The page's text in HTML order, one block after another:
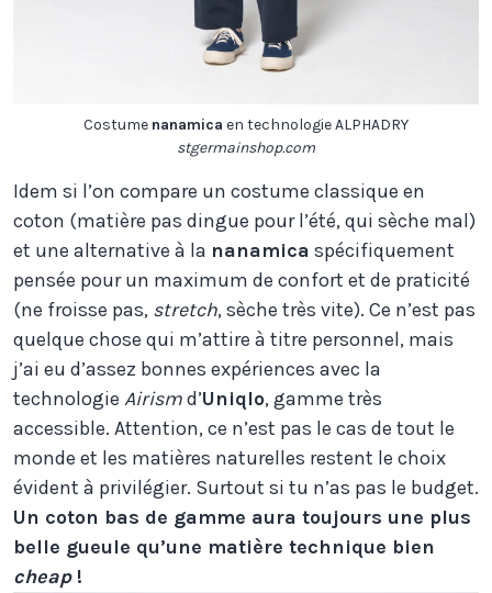
Costume nanamica en technologie ALPHADRY
stgermainshop.com
Idem si l’on compare un costume classique en
coton (matière pas dingue pour l’été, qui sèche mal)
et une alternative à la nanamica spécifiquement
pensée pour un maximum de confort et de praticité
(ne froisse pas, stretch, sèche très vite). Ce n’est pas
quelque chose qui m’attire à titre personnel, mais
j’ai eu d’assez bonnes expériences avec la
technologie Airismd’Uniqlo, gamme très
accessible. Attention, ce n’est pas le cas de tout le
monde et les matières naturelles restent le choix
évident à privilégier. Surtout si tu n’as pas le budget.
Un coton bas de gamme aura toujours une plus
belle gueule qu’une matière technique bien
cheap!